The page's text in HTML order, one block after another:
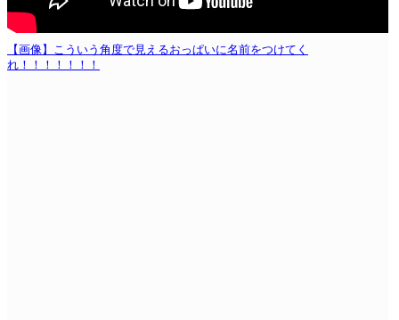
【画像】こういう角度で見えるおっぱいに名前をつけてく
れ！！！！！！！